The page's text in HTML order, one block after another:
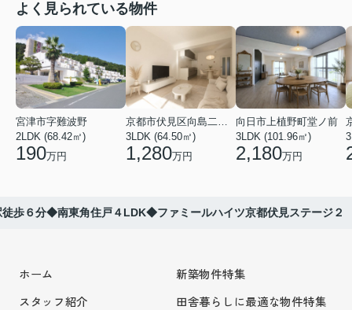
よく見られている物件
宮津市字難波野
2LDK (68.42㎡)
190万円
京都市伏見区向島二ノ丸町
3LDK (64.50㎡)
1,280万円
向日市上植野町堂ノ前
3LDK (101.96㎡)
2,180万円
歩６分◆南東角住戸４LDK◆ファミールハイツ京都伏見ステージ２
ホーム
スタッフ紹介
新築物件特集
田舎暮らしに最適な物件特集